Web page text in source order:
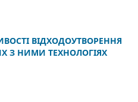
ВІДХОДОУТВОРЕННЯ
З НИМИ ТЕХНОЛОГІЯХ